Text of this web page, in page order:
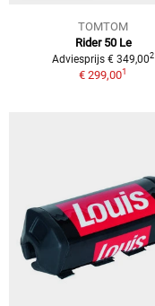
TOMTOM
Rider 50 Le
Adviesprijs € 349,002
€ 299,001